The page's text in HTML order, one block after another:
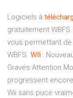
Logiciels à
gratuitement WBFS
vous permettant
WBFS. WII :
Gravés Attention
progressent
Wii sans puce